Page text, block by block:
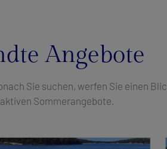
Angebote
Sie suchen, werfen Sie einen
Sommerangebote.